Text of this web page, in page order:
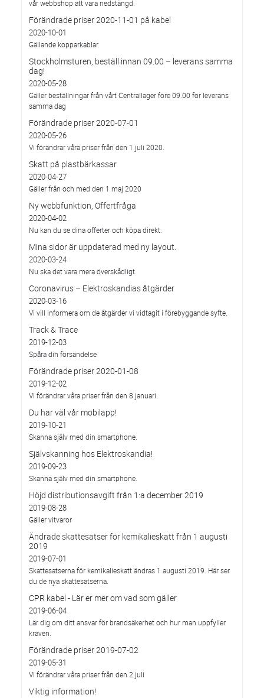
vår webbshop att vara nedstängd.
Förändrade priser 2020-11-01 på kabel
2020-10-01
Gällande kopparkablar
Stockholmsturen, beställ innan 09.00 – leverans samma
dag!
2020-05-28
Gäller beställningar från vårt Centrallager före 09.00 för leverans
samma dag
Förändrade priser 2020-07-01
2020-05-26
Vi förändrar våra priser från den 1 juli 2020.
Skatt på plastbärkassar
2020-04-27
Gäller från och med den 1 maj 2020
Ny webbfunktion, Offertfråga
2020-04-02
Nu kan du se dina offerter och köpa direkt.
Mina sidor är uppdaterad med ny layout.
2020-03-24
Nu ska det vara mera överskådligt.
Coronavirus – Elektroskandias åtgärder
2020-03-16
Vi vill informera om de åtgärder vi vidtagit i förebyggande syfte.
Track & Trace
2019-12-03
Spåra din försändelse
Förändrade priser 2020-01-08
2019-12-02
Vi förändrar våra priser från den 8 januari.
Du har väl vår mobilapp!
2019-10-21
Skanna själv med din smartphone.
Självskanning hos Elektroskandia!
2019-09-23
Skanna själv med din smartphone.
Höjd distributionsavgift från 1:a december 2019
2019-08-28
Gäller vitvaror
Ändrade skattesatser för kemikalieskatt från 1 augusti
2019
2019-07-01
Skattesatserna för kemikalieskatt ändras 1 augusti 2019. Här ser
du de nya skattesatserna.
CPR kabel - Lär er mer om vad som gäller
2019-06-04
Lär dig om ditt ansvar för brandsäkerhet och hur man uppfyller
kraven.
Förändrade priser 2019-07-02
2019-05-31
Vi förändrar våra priser från den 2 juli
Viktig information!